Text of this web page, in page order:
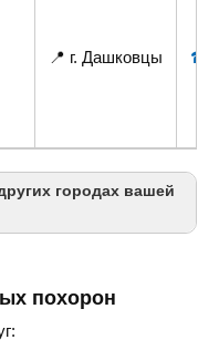
📍 г. Дашковцы ☎
городах вашей
похорон